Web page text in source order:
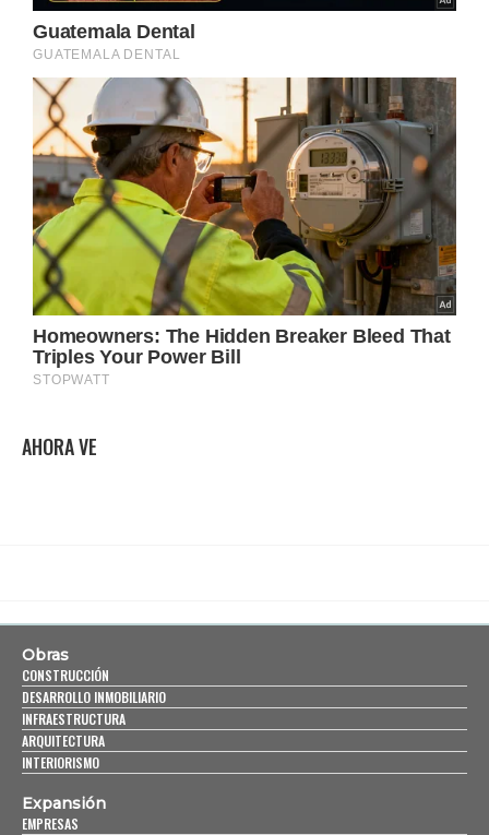
AHORA VE
Obras
CONSTRUCCIÓN
DESARROLLO INMOBILIARIO
INFRAESTRUCTURA
ARQUITECTURA
INTERIORISMO
Expansión
EMPRESAS